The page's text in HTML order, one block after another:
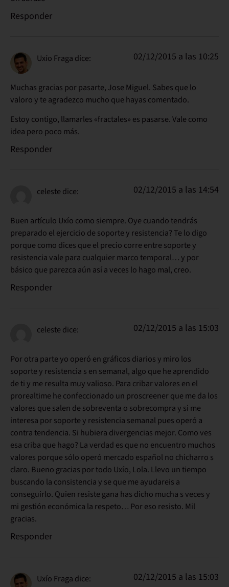
Responder
Uxío Fraga dice: 02/12/2015 a las 10:25
Muchas gracias por pasarte, Jose Miguel. Sabes que lo
valoro y te agradezco mucho que hayas comentado.
Estoy contigo, llamarles «fractales» es pasarse. Vale como
idea pero poco más.
Responder
celeste dice: 02/12/2015 a las 14:54
Buen artículo Uxío como siempre. Oye cuando tendrás
preparado el ejercicio de soporte y resistencia? Te lo digo
porque como dices que el precio corre entre soporte y
resistencia vale para cualquier marco temporal… y por
básico que parezca aún así a veces lo hago mal, creo.
Responder
celeste dice: 02/12/2015 a las 15:03
Por otra parte yo operó en gráficos diarios y miro los
soporte y resistencia s en semanal, algo que he aprendido
de ti y me resulta muy valioso. Para cribar valores en el
prorealtime he confeccionado un proscreener que me da los
valores que salen de sobreventa o sobrecompra y si me
interesa por soporte y resistencia semanal pues operó a
contra tendencia. Si hubiera divergencias mejor. Como ves
esa criba que hago? La verdad es que no encuentro muchos
valores porque sólo operó mercado español no chicharro s
claro. Bueno gracias por todo Uxío, Lola. Llevo un tiempo
buscando la consistencia y se que me ayudareis a
conseguirlo. Quien resiste gana has dicho mucha s veces y
mi gestión económica la respeto… Por eso resisto. Mil
gracias.
Responder
Uxío Fraga dice: 02/12/2015 a las 15:03